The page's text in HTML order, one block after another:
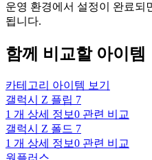
운영 환경에서 설정이 완료되
됩니다.
함께 비교할 아이템
카테고리 아이템 보기
갤럭시 Z 플립 7
1 개 상세 정보0 관련 비교
갤럭시 Z 폴드 7
1 개 상세 정보0 관련 비교
원플러스